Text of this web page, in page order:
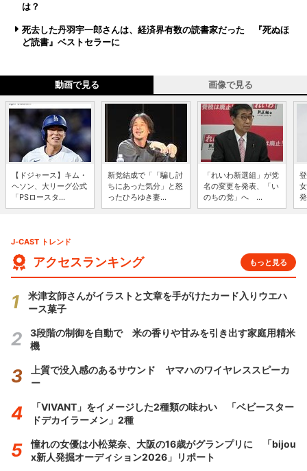
は？
死去した丹羽宇一郎さんは、経済界有数の読書家だった 『死ぬほ
ど読書』ベストセラーに
動画で見る 画像で見る
【ドジャース】キム・
ヘソン、大リーグ公式
「PSロースタ...
新党結成で「「騙し討
ちにあった気分」と怒
ったひろゆき妻...
「れいわ新選組」が党
名の変更を発表、「い
のちの党」へ ...
J-CAST トレンド
アクセスランキング もっと見る
米津玄師さんがイラストと文章を手がけたカード入りウエハ
ース菓子
3段階の制御を自動で 米の香りや甘みを引き出す家庭用精米
機
上質で没入感のあるサウンド ヤマハのワイヤレススピーカ
ー
「VIVANT」をイメージした2種類の味わい 「ベビースター
ドデカイラーメン」2種
憧れの女優は小松菜奈、大阪の16歳がグランプリに 「bijou
x新人発掘オーディション2026」リポート